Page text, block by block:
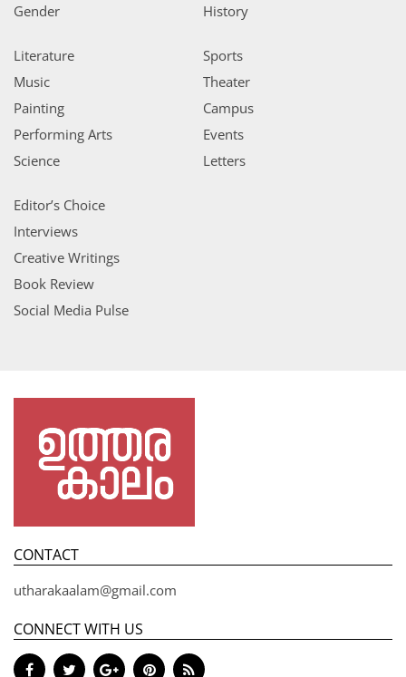
Gender
History
Literature
Music
Painting
Performing Arts
Science
Sports
Theater
Campus
Events
Letters
Editor’s Choice
Interviews
Creative Writings
Book Review
Social Media Pulse
CONTACT
utharakaalam@gmail.com
CONNECT WITH US